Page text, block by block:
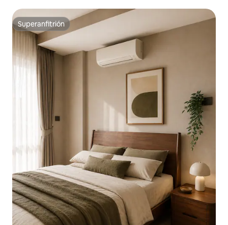
Superanfitrión
Superanfitrión